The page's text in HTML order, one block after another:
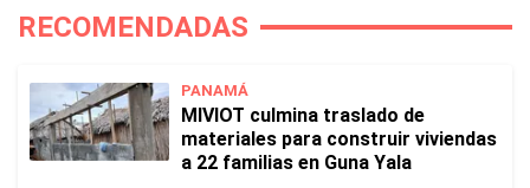
RECOMENDADAS
PANAMÁ
MIVIOT culmina traslado de
materiales para construir viviendas
a 22 familias en Guna Yala